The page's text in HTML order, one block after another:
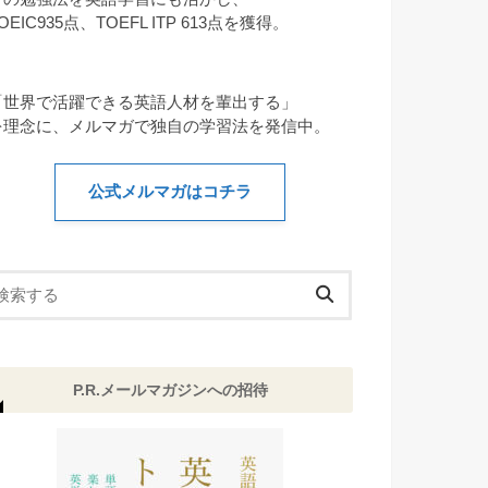
点、TOEFL ITP 613点を獲得。
世界で活躍できる英語人材を輩出する」
理念に、メルマガで独自の学習法を発信中。
公式メルマガはコチラ
P.R.メールマガジンへの招待